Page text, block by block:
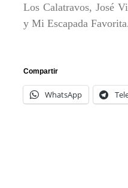
Los Calatravos, José
y Mi Escapada Favorita.
Compartir
WhatsApp